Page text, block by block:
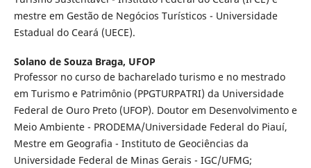
mestre em Gestão de Negócios Turísticos - Universidade
Estadual do Ceará (UECE).
Solano de Souza Braga, UFOP
Professor no curso de bacharelado turismo e no mestrado
em Turismo e Patrimônio (PPGTURPATRI) da Universidade
Federal de Ouro Preto (UFOP). Doutor em Desenvolvimento e
Meio Ambiente - PRODEMA/Universidade Federal do Piauí,
Mestre em Geografia - Instituto de Geociências da
Universidade Federal de Minas Gerais - IGC/UFMG;